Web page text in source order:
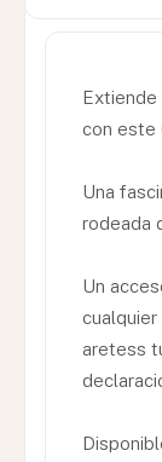
con este
Una
rodeada
Un
aretess